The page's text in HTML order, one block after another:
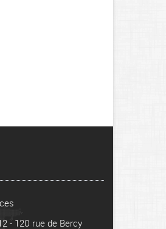
- 120 rue de Bercy